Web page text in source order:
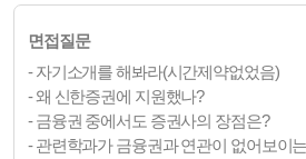
면접질문
- 자기소개를 해봐라(시간제약없었음)
- 왜 신한증권에 지원했나?
- 금융권 중에서도 증권사의 장점은?
- 관련학과가 금융권과 연관이 없어보이